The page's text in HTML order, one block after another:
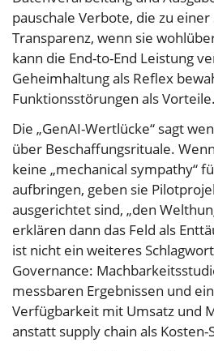
pauschale Verbote, die zu
Transparenz, wenn sie
kann die End-to-End Leistung
Geheimhaltung als Reflex
Funktionsstörungen als Vorteile.
Die „GenAI-Wertlücke“ sagt
über Beschaffungsrituale.
keine „mechanical sympathy“
aufbringen, geben sie
ausgerichtet sind, „den
erklären dann das Feld als
ist nicht ein weiteres
Governance:
messbaren Ergebnissen und
Verfügbarkeit mit Umsatz und
anstatt supply chain als Kosten-